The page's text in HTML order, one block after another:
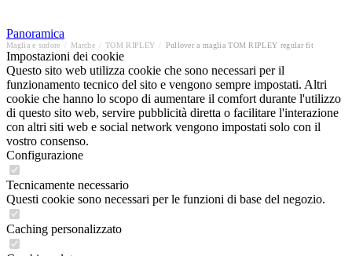
Panoramica
Maglia e sudore Marche TOM RIPLEY Pullover a maglia TOM RIPLEY regular fit
Impostazioni dei cookie
Questo sito web utilizza cookie che sono necessari per il
funzionamento tecnico del sito e vengono sempre impostati. Altri
cookie che hanno lo scopo di aumentare il comfort durante l'utilizzo
di questo sito web, servire pubblicità diretta o facilitare l'interazione
con altri siti web e social network vengono impostati solo con il
vostro consenso.
Configurazione
Tecnicamente necessario
Questi cookie sono necessari per le funzioni di base del negozio.
Caching personalizzato